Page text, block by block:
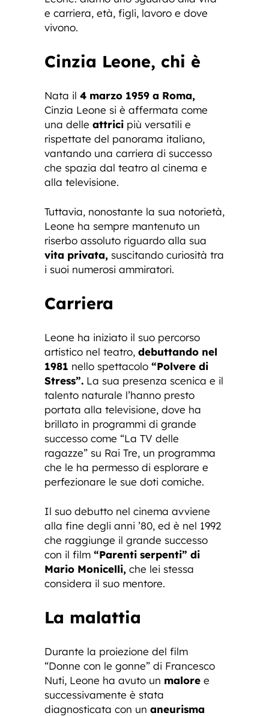
e carriera, età, figli, lavoro e dove
vivono.
Cinzia Leone, chi è
Nata il 4 marzo 1959 a Roma,
Cinzia Leone si è affermata come
una delle attrici più versatili e
rispettate del panorama italiano,
vantando una carriera di successo
che spazia dal teatro al cinema e
alla televisione.
Tuttavia, nonostante la sua notorietà,
Leone ha sempre mantenuto un
riserbo assoluto riguardo alla sua
vita privata, suscitando curiosità tra
i suoi numerosi ammiratori.
Carriera
Leone ha iniziato il suo percorso
artistico nel teatro, debuttando nel
1981 nello spettacolo “Polvere di
Stress”. La sua presenza scenica e il
talento naturale l’hanno presto
portata alla televisione, dove ha
brillato in programmi di grande
successo come “La TV delle
ragazze” su Rai Tre, un programma
che le ha permesso di esplorare e
perfezionare le sue doti comiche.
Il suo debutto nel cinema avviene
alla fine degli anni ’80, ed è nel 1992
che raggiunge il grande successo
con il film “Parenti serpenti” di
Mario Monicelli, che lei stessa
considera il suo mentore.
La malattia
Durante la proiezione del film
“Donne con le gonne” di Francesco
Nuti, Leone ha avuto un malore e
successivamente è stata
diagnosticata con un aneurisma